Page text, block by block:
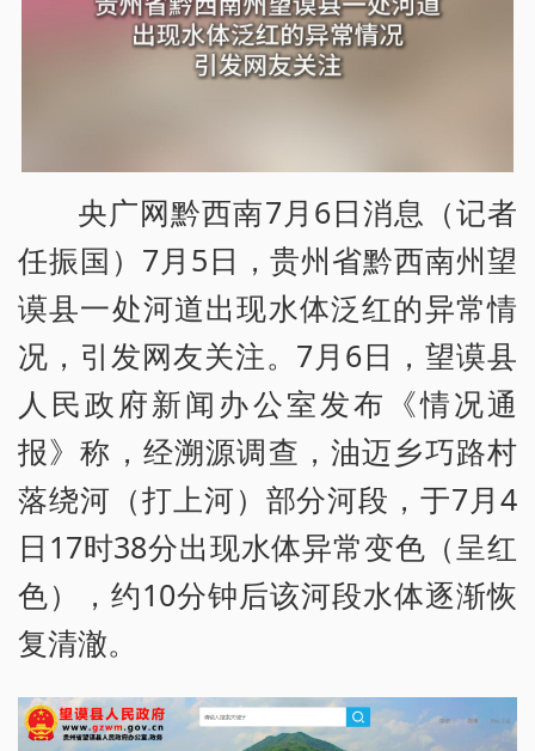
央广网黔西南7月6日消息（记者
任振国）7月5日，贵州省黔西南州望
谟县一处河道出现水体泛红的异常情
况，引发网友关注。7月6日，望谟县
人民政府新闻办公室发布《情况通
报》称，经溯源调查，油迈乡巧路村
落绕河（打上河）部分河段，于7月4
日17时38分出现水体异常变色（呈红
色），约10分钟后该河段水体逐渐恢
复清澈。